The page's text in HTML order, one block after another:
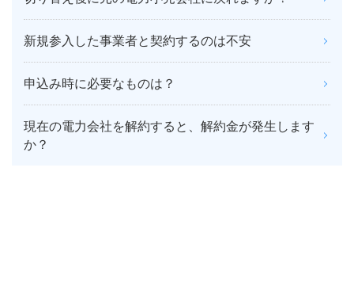
新規参入した事業者と契約するのは不安
申込み時に必要なものは？
現在の電力会社を解約すると、解約金が発生します
か？